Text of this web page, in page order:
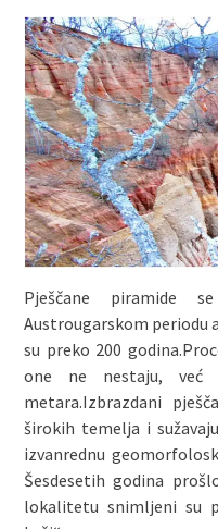
Pješčane
Austrougarskom periodu
su preko 200
one ne nestaju, već
metara.Izbrazdani
širokih temelja i
izvanrednu
Šesdesetih godina
lokalitetu snimljeni su